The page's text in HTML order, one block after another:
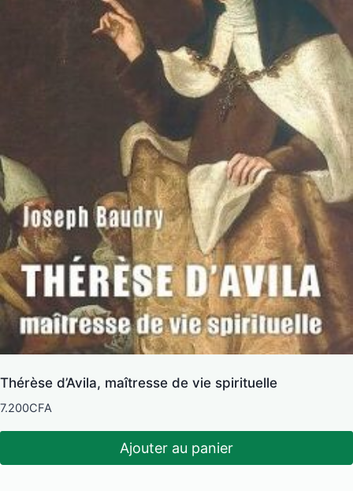
Thérèse d’Avila, maîtresse de vie spirituelle
7.200CFA
Ajouter au panier